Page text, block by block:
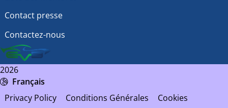
Contact presse
Contactez-nous
2026
Français
Privacy Policy
Conditions Générales
Cookies